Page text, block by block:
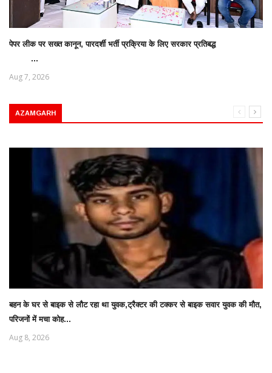
पेपर लीक पर सख्त कानून, पारदर्शी भर्ती प्रक्रिया के लिए सरकार प्रतिबद्ध
...
Aug 7, 2026
AZAMGARH
बहन के घर से बाइक से लौट रहा था युवक,ट्रैक्टर की टक्कर से बाइक सवार युवक की मौत,
परिजनों में मचा कोह...
Aug 8, 2026